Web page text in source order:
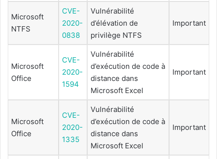
Microsoft
NTFS
CVE-
2020-
0838
Vulnérabilité
d’élévation de
privilège NTFS
Important
Microsoft
Office
CVE-
2020-
1594
Vulnérabilité
d’exécution de code à
distance dans
Microsoft Excel
Important
Microsoft
Office
CVE-
2020-
1335
Vulnérabilité
d’exécution de code à
distance dans
Microsoft Excel
Important